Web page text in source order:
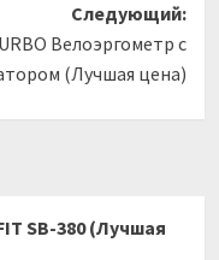
Следующий:
Велоэргометр с
(Лучшая цена)
SB-380 (Лучшая